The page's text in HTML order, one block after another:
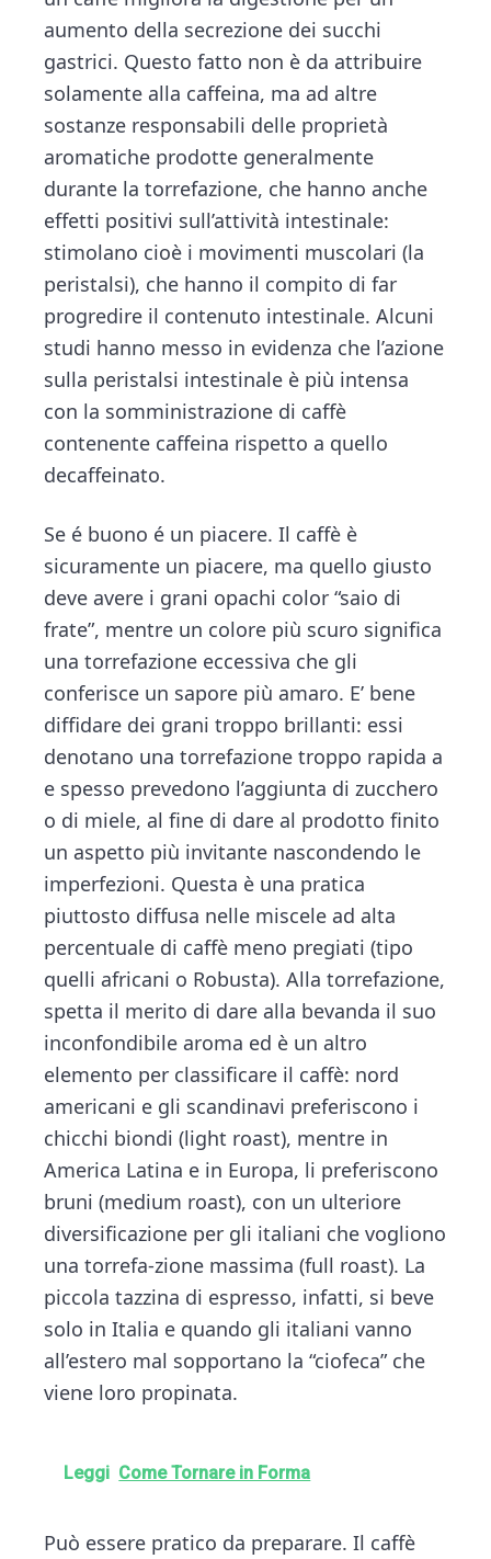
aumento della secrezione dei succhi
gastrici. Questo fatto non è da attribuire
solamente alla caffeina, ma ad altre
sostanze responsabili delle proprietà
aromatiche prodotte generalmente
durante la torrefazione, che hanno anche
effetti positivi sull’attività intestinale:
stimolano cioè i movimenti muscolari (la
peristalsi), che hanno il compito di far
progredire il contenuto intestinale. Alcuni
studi hanno messo in evidenza che l’azione
sulla peristalsi intestinale è più intensa
con la somministrazione di caffè
contenente caffeina rispetto a quello
decaffeinato.
Se é buono é un piacere. Il caffè è
sicuramente un piacere, ma quello giusto
deve avere i grani opachi color “saio di
frate”, mentre un colore più scuro significa
una torrefazione eccessiva che gli
conferisce un sapore più amaro. E’ bene
diffidare dei grani troppo brillanti: essi
denotano una torrefazione troppo rapida a
e spesso prevedono l’aggiunta di zucchero
o di miele, al fine di dare al prodotto finito
un aspetto più invitante nascondendo le
imperfezioni. Questa è una pratica
piuttosto diffusa nelle miscele ad alta
percentuale di caffè meno pregiati (tipo
quelli africani o Robusta). Alla torrefazione,
spetta il merito di dare alla bevanda il suo
inconfondibile aroma ed è un altro
elemento per classificare il caffè: nord
americani e gli scandinavi preferiscono i
chicchi biondi (light roast), mentre in
America Latina e in Europa, li preferiscono
bruni (medium roast), con un ulteriore
diversificazione per gli italiani che vogliono
una torrefa-zione massima (full roast). La
piccola tazzina di espresso, infatti, si beve
solo in Italia e quando gli italiani vanno
all’estero mal sopportano la “ciofeca” che
viene loro propinata.
Leggi Come Tornare in Forma
Può essere pratico da preparare. Il caffè